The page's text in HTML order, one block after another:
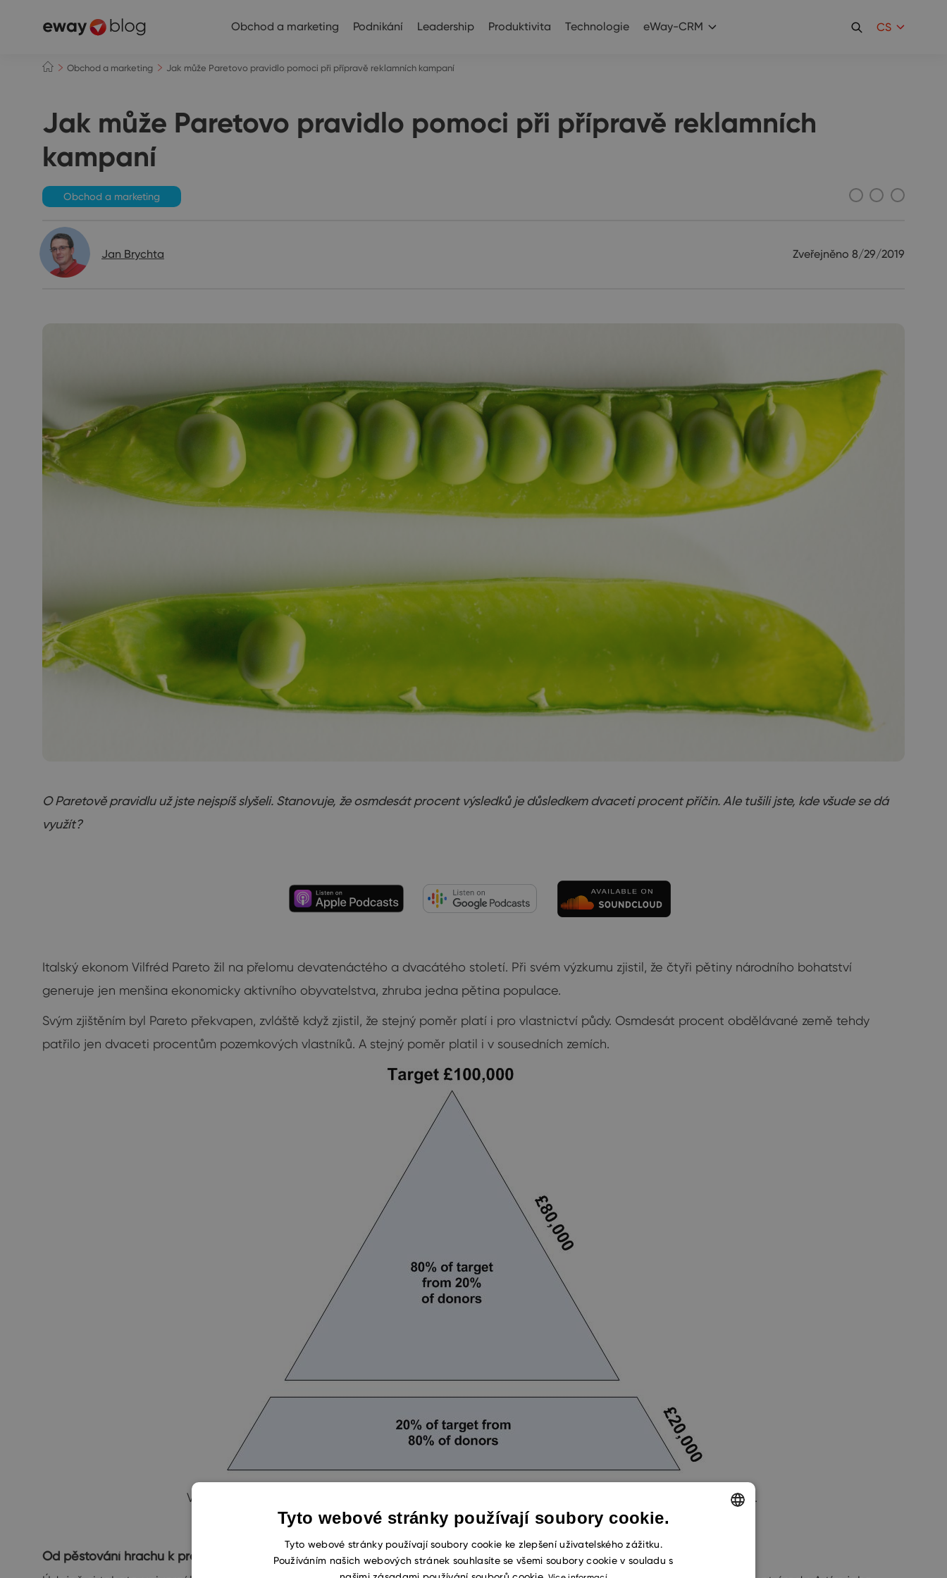
Obchod a marketing Podnikání Leadership Produktivita Technologie eWay-CRM CS
Obchod a marketing Jak může Paretovo pravidlo pomoci při přípravě reklamních kampaní
Jak může Paretovo pravidlo pomoci při přípravě reklamních
kampaní
Obchod a marketing
Jan Brychta Zveřejněno 8/29/2019
O Paretově pravidlu už jste nejspíš slyšeli. Stanovuje, že osmdesát procent výsledků je důsledkem dvaceti procent příčin. Ale tušili jste, kde všude se dá
využít?
Italský ekonom Vilfréd Pareto žil na přelomu devatenáctého a dvacátého století. Při svém výzkumu zjistil, že čtyři pětiny národního bohatství
generuje jen menšina ekonomicky aktivního obyvatelstva, zhruba jedna pětina populace.
Svým zjištěním byl Pareto překvapen, zvláště když zjistil, že stejný poměr platí i pro vlastnictví půdy. Osmdesát procent obdělávané země tehdy
patřilo jen dvaceti procentům pozemkových vlastníků. A stejný poměr platil i v sousedních zemích.
V duchu Paretova principu přišlo osmdesát procent požadované částky od dvaceti procent dárců.
Od pěstování hrachu k programování
Tyto webové stránky používají soubory cookie.
Tyto webové stránky používají soubory cookie ke zlepšení uživatelského zážitku.
Používáním našich webových stránek souhlasíte se všemi soubory cookie v souladu s